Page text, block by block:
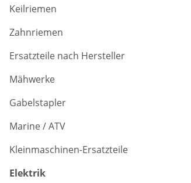
Keilriemen
Zahnriemen
Ersatzteile nach Hersteller
Mähwerke
Gabelstapler
Marine / ATV
Kleinmaschinen-Ersatzteile
Elektrik